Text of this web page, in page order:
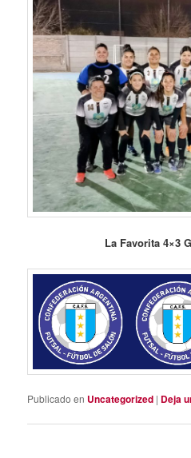
La Favorita 4×3
Publicado en Uncategorized | Deja